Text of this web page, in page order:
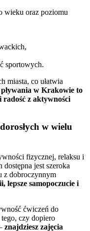
wieku oraz poziomu
sportowych.
miasta, co ułatwia
w Krakowie to
radość z aktywności
w wielu
fizycznej, relaksu i
jest szeroka
z dobroczynnym
lepsze samopoczucie i
ćwiczeń do
czy dopiero
znajdziesz zajęcia